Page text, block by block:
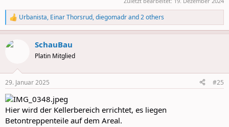
R
e
a
c
s
:
Urbanista, Einar Thorsrud,diegomadrand 2 others
SchauBau
Platin Mitglied
29. Januar 2025 #25
Hier wird der Kellerbereich errichtet, es liegen
Betontreppenteile auf dem Areal.